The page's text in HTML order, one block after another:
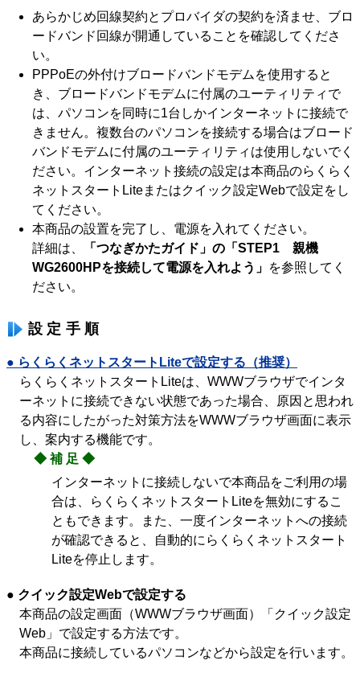
あらかじめ回線契約とプロバイダの契約を済ませ、ブロ
ードバンド回線が開通していることを確認してくださ
い。
PPPoEの外付けブロードバンドモデムを使用すると
き、ブロードバンドモデムに付属のユーティリティで
は、パソコンを同時に1台しかインターネットに接続で
きません。複数台のパソコンを接続する場合はブロード
バンドモデムに付属のユーティリティは使用しないでく
ださい。インターネット接続の設定は本商品のらくらく
ネットスタートLiteまたはクイック設定Webで設定をし
てください。
本商品の設置を完了し、電源を入れてください。
詳細は、
「つなぎかたガイド」の「STEP1 親機
WG2600HPを接続して電源を入れよう」 を参照してく
ださい。
設定手順
● らくらくネットスタートLiteで設定する（推奨）
らくらくネットスタートLiteは、WWWブラウザでインタ
ーネットに接続できない状態であった場合、原因と思われ
る内容にしたがった対策方法をWWWブラウザ画面に表示
し、案内する機能です。
◆補足◆
インターネットに接続しないで本商品をご利用の場
合は、らくらくネットスタートLiteを無効にするこ
ともできます。また、一度インターネットへの接続
が確認できると、自動的にらくらくネットスタート
Liteを停止します。
● クイック設定Webで設定する
本商品の設定画面（WWWブラウザ画面）「クイック設定
Web」で設定する方法です。
本商品に接続しているパソコンなどから設定を行います。